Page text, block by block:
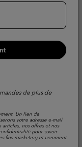
de plus de
Un lien de
votre adresse e-mail
nos offres et nos
pour savoir
fins marketing et comment